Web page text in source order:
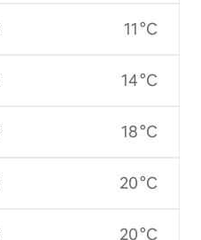
11 °C
14 °C
18 °C
20 °C
20 °C